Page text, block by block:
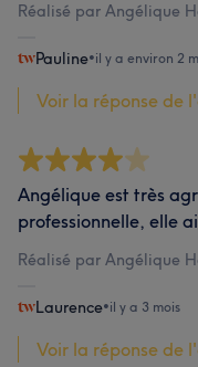
Réalisé par Angélique
Pauline•il y a environ 2
Voir la réponse de
Angélique est très
professionnelle, elle
Réalisé par Angélique
Laurence•il y a 3 mois
Voir la réponse de